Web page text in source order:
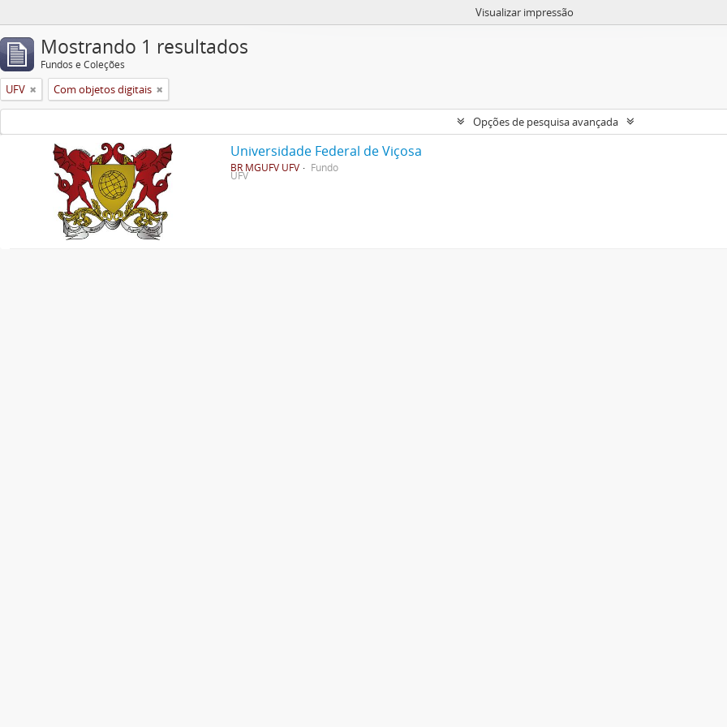
Visualizar impressão
Mostrando 1 resultados
Fundos e Coleções
UFV Com objetos digitais
Opções de pesquisa avançada
Universidade Federal de Viçosa
BR MGUFV UFV Fundo
UFV